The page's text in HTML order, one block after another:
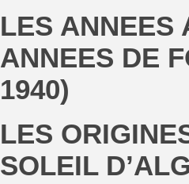
LES ANNEES
ANNEES DE
1940)
LES
SOLEIL